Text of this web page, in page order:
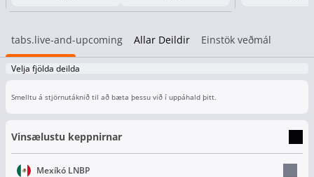
tabs.live-and-upcoming Allar Deildir Einstök veðmál
Velja fjölda deilda
Smelltu á stjörnutáknið til að bæta þessu við í uppáhald þitt.
Vinsælustu keppnirnar
Mexíkó LNBP